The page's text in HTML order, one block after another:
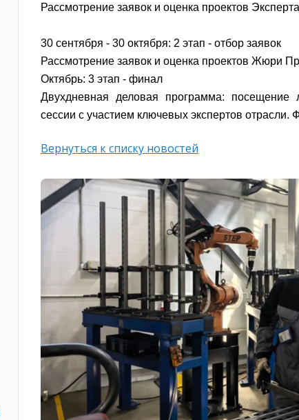
Рассмотрение заявок и оценка проектов
30 сентября - 30 октября: 2 этап - отбор заявок
Рассмотрение заявок и оценка проектов Жюри
Октябрь: 3 этап - финал
Двухдневная деловая программа: посещение
сессии с участием ключевых экспертов отрасли.
Вернуться к списку новостей